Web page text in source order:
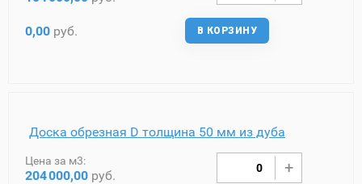
0,00 руб. В КОРЗИНУ
Доска обрезная D толщина 50 мм из дуба
Цена за м3:
204000,00 руб.